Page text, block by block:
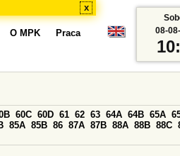
x
O MPK Praca
60C 60D 61 62 63 64A 64B 65A
85A 85B 86 87A 87B 88A 88B 88C
08-